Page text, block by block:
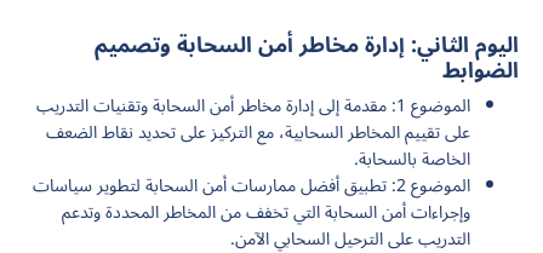
اليوم الثاني: إدارة مخاطر أمن السحابة وتصميم
الضوابط
الموضوع 1: مقدمة إلى إدارة مخاطر أمن السحابة وتقنيات التدريب
على تقييم المخاطر السحابية، مع التركيز على تحديد نقاط الضعف
الخاصة بالسحابة.
الموضوع 2: تطبيق أفضل ممارسات أمن السحابة لتطوير سياسات
وإجراءات أمن السحابة التي تخفف من المخاطر المحددة وتدعم
التدريب على الترحيل السحابي الآمن.